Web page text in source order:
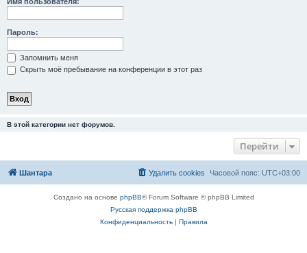
Пароль:
Запомнить меня
Скрыть моё пребывание на конференции в этот раз
В этой категории нет форумов.
Перейти
Шантара Часовой пояс: UTC+03:00
Удалить cookies
Создано на основе phpBB® Forum Software © phpBB Limited
Русская поддержка phpBB
Конфиденциальность| Правила